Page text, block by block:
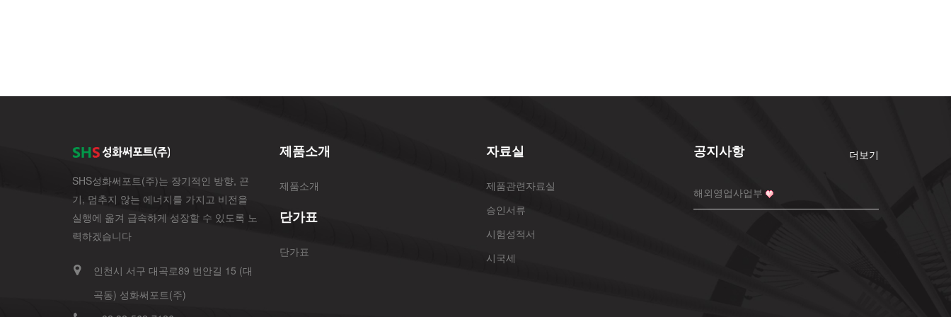
SHS성화써포트(주)는 장기적인 방향, 끈
기, 멈추지 않는 에너지를 가지고 비전을
실행에 옮겨 급속하게 성장할 수 있도록 노
력하겠습니다
인천시 서구 대곡로89 번안길 15 (대
곡동) 성화써포트(주)
제품소개
제품소개
단가표
단가표
자료실
제품관련자료실
승인서류
시험성적서
시국세
공지사항
해외영업사업부
더보기